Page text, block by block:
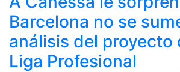
Barcelona no se
análisis del proyecto
Liga Profesional